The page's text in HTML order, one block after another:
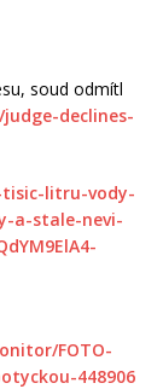
soud odmítl
declines-
tisic-litru-vody-
a-stale-nevi-
FOTO-
448906